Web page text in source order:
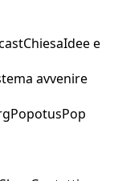
ChiesaIdee e
avvenire
PopotusPop